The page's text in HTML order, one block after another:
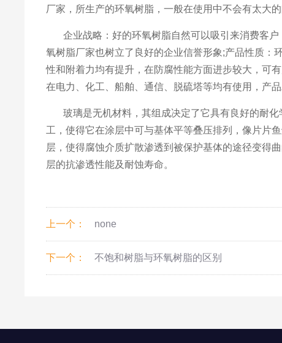
厂家，所生产的环氧树脂，一般在使用中不会有太大的
企业战略：好的环氧树脂自然可以吸引来消费客户
氧树脂厂家也树立了良好的企业信誉形象;产品性质：
性和附着力均有提升，在防腐性能方面进步较大，可
在电力、化工、船舶、通信、脱硫塔等均有使用，产
玻璃是无机材料，其组成决定了它具有良好的耐化
工，使得它在涂层中可与基体平等叠压排列，像片片
层，使得腐蚀介质扩散渗透到被保护基体的途径变得
层的抗渗透性能及耐蚀寿命。
上一个： none
下一个： 不饱和树脂与环氧树脂的区别